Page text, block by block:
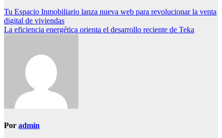
Navegación
de
Tu Espacio Inmobiliario lanza nueva web para revolucionar la venta
digital de viviendas
La eficiencia energética orienta el desarrollo reciente de Teka
Por admin